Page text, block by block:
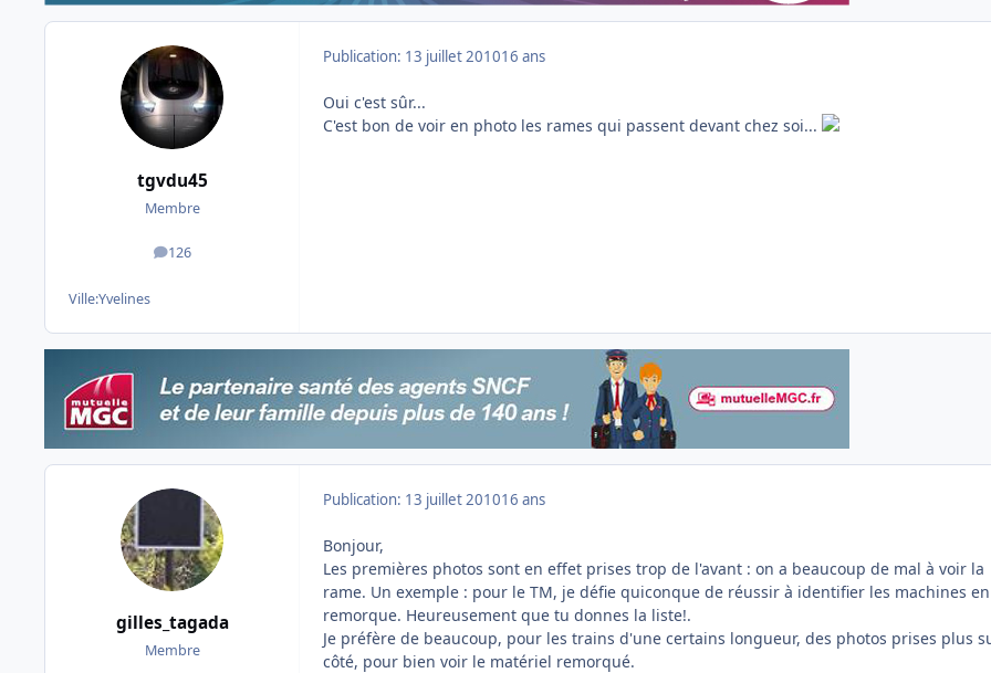
tgvdu45
Membre
126
messages
Ville:Yvelines
Publication: 13 juillet 201016 ans
Oui c'est sûr...
C'est bon de voir en photo les rames qui passent devant chez soi...
gilles_tagada
Membre
Publication: 13 juillet 201016 ans
Bonjour,
Les premières photos sont en effet prises trop de l'avant : on a beaucoup de mal à voir la
rame. Un exemple : pour le TM, je défie quiconque de réussir à identifier les machines en
remorque. Heureusement que tu donnes la liste!.
Je préfère de beaucoup, pour les trains d'une certains longueur, des photos prises plus
côté, pour bien voir le matériel remorqué.